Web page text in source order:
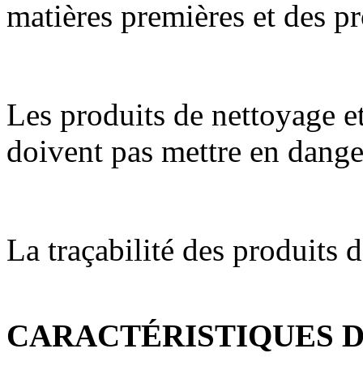
matières premières et des
Les produits de nettoyage
doivent pas mettre en
La traçabilité des produits
CARACTÉRISTIQUES